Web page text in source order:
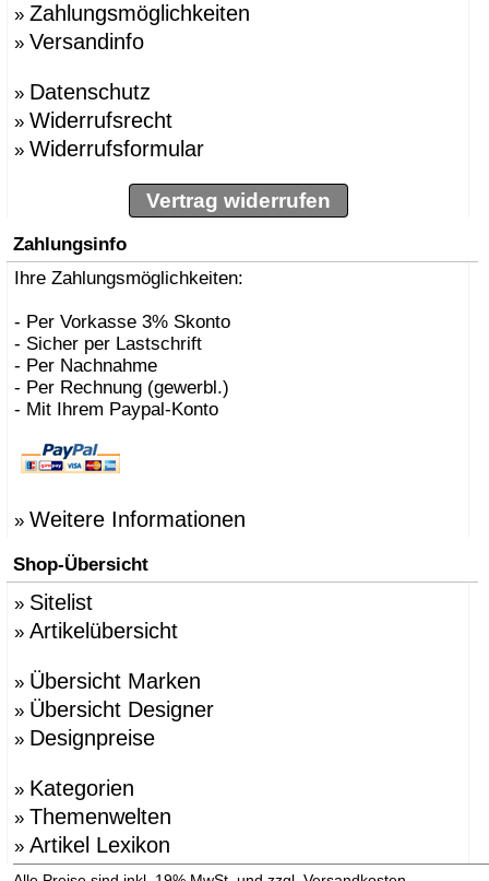
» Zahlungsmöglichkeiten
» Versandinfo
» Datenschutz
» Widerrufsrecht
» Widerrufsformular
Vertrag widerrufen
Zahlungsinfo
Ihre Zahlungsmöglichkeiten:
- Per Vorkasse 3% Skonto
- Sicher per Lastschrift
- Per Nachnahme
- Per Rechnung (gewerbl.)
- Mit Ihrem Paypal-Konto
» Weitere Informationen
Shop-Übersicht
» Sitelist
» Artikelübersicht
» Übersicht Marken
» Übersicht Designer
» Designpreise
» Kategorien
» Themenwelten
» Artikel Lexikon